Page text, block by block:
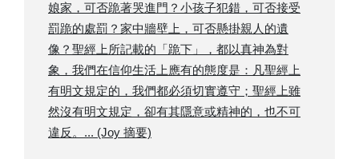
娘家，可否跪著哭進門？小孩子犯錯，可否接受
罰跪的處罰？家中牆壁上，可否懸掛親人的遺
像？聖經上所記載的「跪下」，都以真神為對
象，我們在信仰生活上應有的態度是：凡聖經上
有明文規定的，我們都必須切實遵守；聖經上雖
然沒有明文規定，卻有其隱意或精神的，也不可
違反。... (Joy 摘要)